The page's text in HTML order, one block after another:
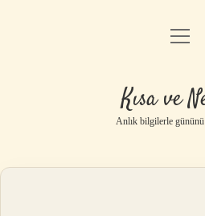
Anasayfa
Yasal
Kısa ve
Anlık bilgilerle